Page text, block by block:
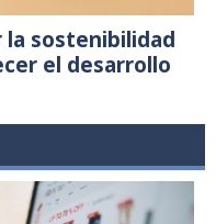
la sostenibilidad
el desarrollo